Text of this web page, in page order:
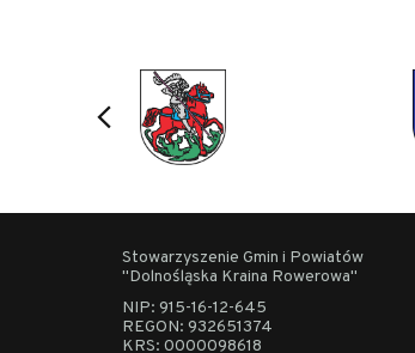
Stowarzyszenie Gmin i Powiatów
"Dolnośląska Kraina Rowerowa"
NIP: 915-16-12-645
REGON: 932651374
KRS: 0000098618